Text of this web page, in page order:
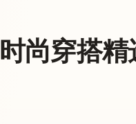
时尚穿搭